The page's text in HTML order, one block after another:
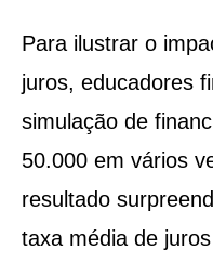
Para ilustrar o
juros, educadores
simulação de
50.000 em vários
resultado
taxa média de